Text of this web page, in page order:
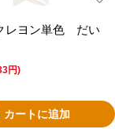
ヨン単色 だい
円)
カートに追加